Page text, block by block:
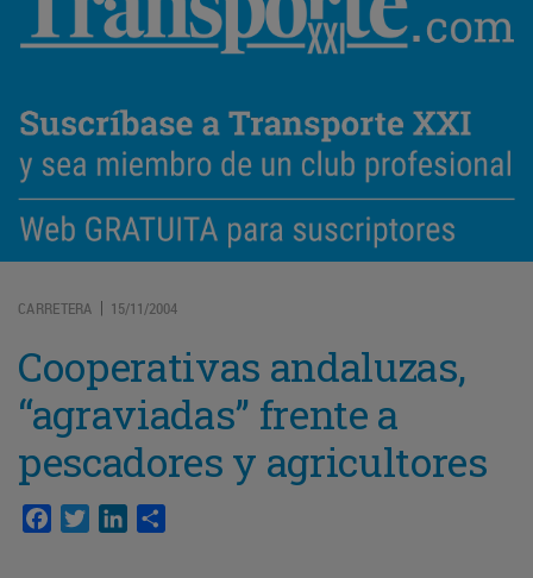
CARRETERA | 15/11/2004
Cooperativas andaluzas,
“agraviadas” frente a
pescadores y agricultores
Facebook
TwitterLinkedIn